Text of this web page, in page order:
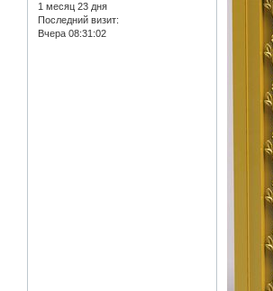
1 месяц 23 дня
Последний визит:
Вчера 08:31:02